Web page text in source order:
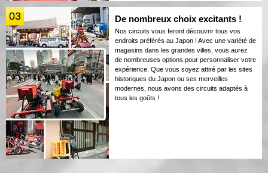
03 De nombreux choix excitants !
Nos circuits vous feront découvrir tous vos
endroits préférés au Japon ! Avec une variété de
magasins dans les grandes villes, vous aurez
de nombreuses options pour personnaliser votre
expérience. Que vous soyez attiré par les sites
historiques du Japon ou ses merveilles
modernes, nous avons des circuits adaptés à
tous les goûts !